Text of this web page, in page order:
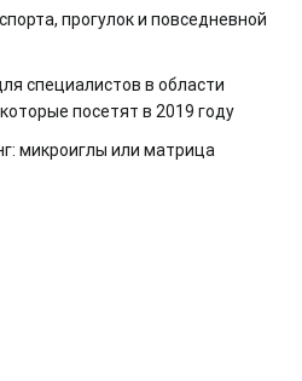
прогулок и повседневной
специалистов в области
посетят в 2019 году
микроиглы или матрица